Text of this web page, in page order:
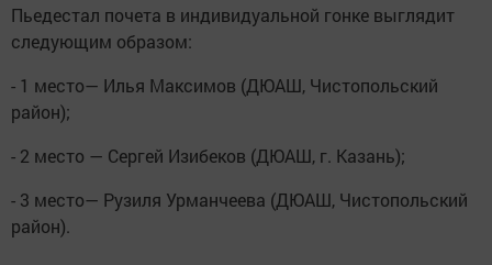
Пьедестал почета в индивидуальной гонке выглядит
следующим образом:
- 1 место— Илья Максимов (ДЮАШ, Чистопольский
район);
- 2 место — Сергей Изибеков (ДЮАШ, г. Казань);
- 3 место— Рузиля Урманчеева (ДЮАШ, Чистопольский
район).